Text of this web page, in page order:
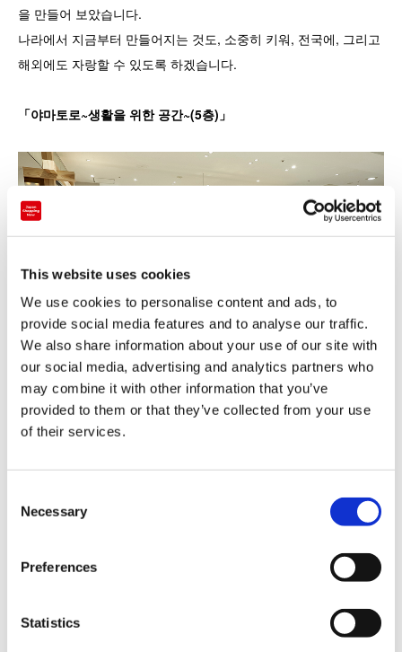
This website uses cookies
We use cookies to personalise content and ads, to
provide social media features and to analyse our traffic.
We also share information about your use of our site with
our social media, advertising and analytics partners who
may combine it with other information that you’ve
provided to them or that they’ve collected from your use
of their services.
Necessary
Preferences
Statistics
을 만들어 보았습니다.
나라에서 지금부터 만들어지는 것도, 소중히 키워, 전국에, 그리고
해외에도 자랑할 수 있도록 하겠습니다.
「야마토로~생활을 위한 공간~(5층) 」
「야마토로~식품을 위한 공간~(지하)」